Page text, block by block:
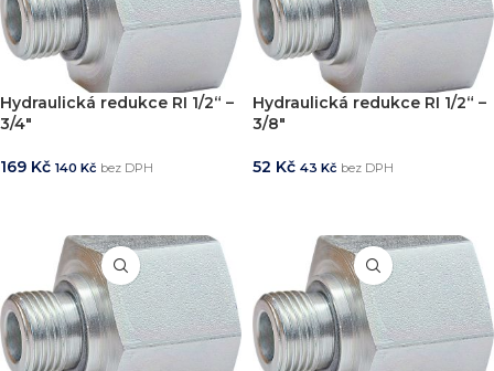
Hydraulická redukce RI 1/2“ –
3/4″
169 Kč 140 Kč bez DPH
Hydraulická redukce RI 1/2“ –
3/8″
52 Kč 43 Kč bez DPH